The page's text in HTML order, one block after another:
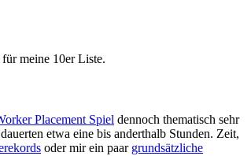
meine 10er Liste.
Placement Spiel dennoch thematisch sehr
etwa eine bis anderthalb Stunden. Zeit,
oder mir ein paar grundsätzliche